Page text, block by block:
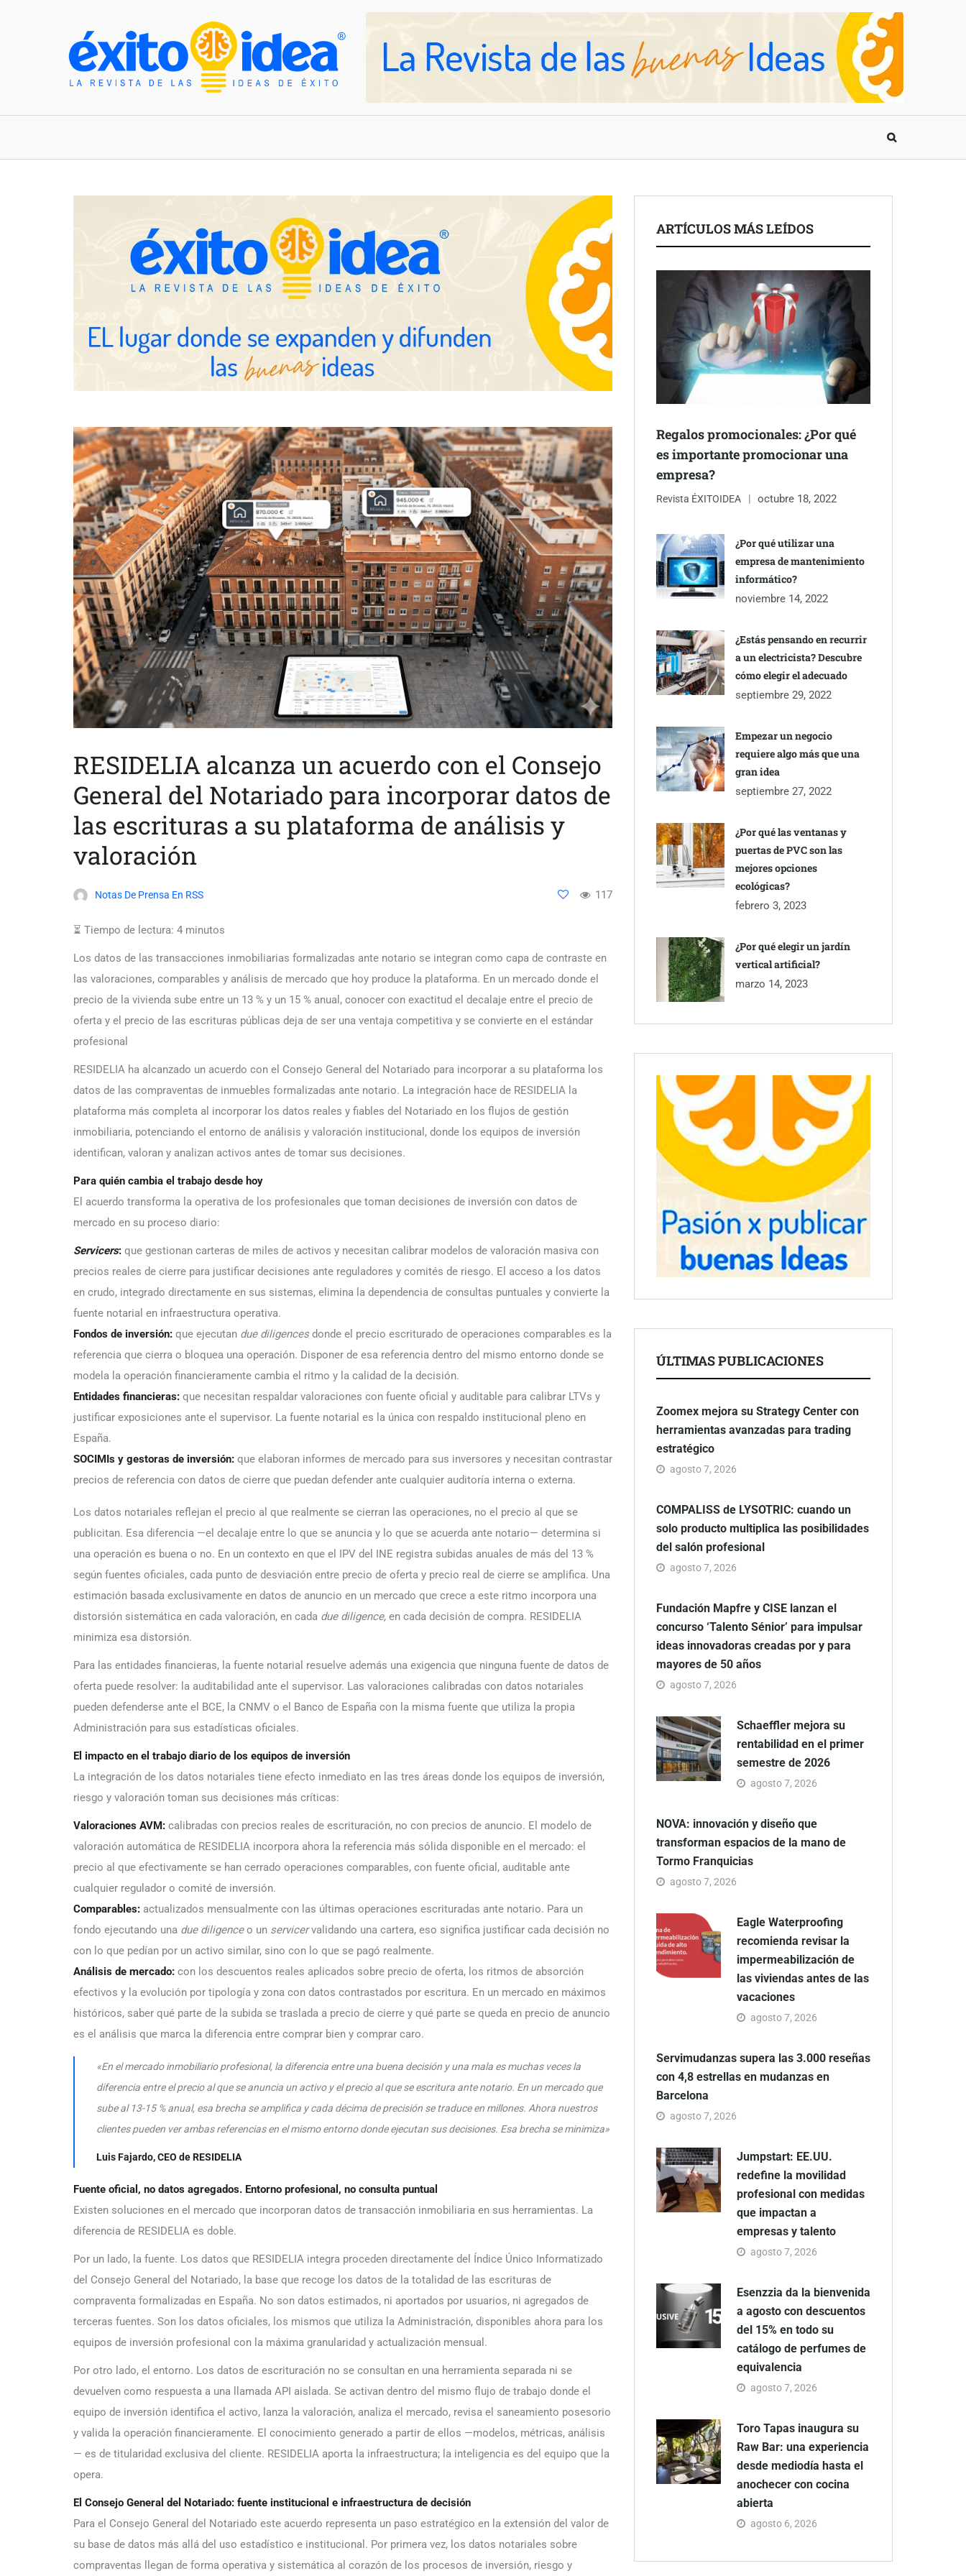
RESIDELIA alcanza un acuerdo con el Consejo
General del Notariado para incorporar datos de
las escrituras a su plataforma de análisis y
valoración
Notas De Prensa En RSS 117
⏳ Tiempo de lectura: 4 minutos
Los datos de las transacciones inmobiliarias formalizadas ante notario se integran como capa de contraste en
las valoraciones, comparables y análisis de mercado que hoy produce la plataforma. En un mercado donde el
precio de la vivienda sube entre un 13 % y un 15 % anual, conocer con exactitud el decalaje entre el precio de
oferta y el precio de las escrituras públicas deja de ser una ventaja competitiva y se convierte en el estándar
profesional
RESIDELIA ha alcanzado un acuerdo con el Consejo General del Notariado para incorporar a su plataforma los
datos de las compraventas de inmuebles formalizadas ante notario. La integración hace de RESIDELIA la
plataforma más completa al incorporar los datos reales y fiables del Notariado en los flujos de gestión
inmobiliaria, potenciando el entorno de análisis y valoración institucional, donde los equipos de inversión
identifican, valoran y analizan activos antes de tomar sus decisiones.
Para quién cambia el trabajo desde hoy
El acuerdo transforma la operativa de los profesionales que toman decisiones de inversión con datos de
mercado en su proceso diario:
Servicers: que gestionan carteras de miles de activos y necesitan calibrar modelos de valoración masiva con
precios reales de cierre para justificar decisiones ante reguladores y comités de riesgo. El acceso a los datos
en crudo, integrado directamente en sus sistemas, elimina la dependencia de consultas puntuales y convierte la
fuente notarial en infraestructura operativa.
Fondos de inversión: que ejecutan due diligencesdonde el precio escriturado de operaciones comparables es la
referencia que cierra o bloquea una operación. Disponer de esa referencia dentro del mismo entorno donde se
modela la operación financieramente cambia el ritmo y la calidad de la decisión.
Entidades financieras: que necesitan respaldar valoraciones con fuente oficial y auditable para calibrar LTVs y
justificar exposiciones ante el supervisor. La fuente notarial es la única con respaldo institucional pleno en
España.
SOCIMIs y gestoras de inversión: que elaboran informes de mercado para sus inversores y necesitan contrastar
precios de referencia con datos de cierre que puedan defender ante cualquier auditoría interna o externa.
Los datos notariales reflejan el precio al que realmente se cierran las operaciones, no el precio al que se
publicitan. Esa diferencia —el decalaje entre lo que se anuncia y lo que se acuerda ante notario— determina si
una operación es buena o no. En un contexto en que el IPV del INE registra subidas anuales de más del 13 %
según fuentes oficiales, cada punto de desviación entre precio de oferta y precio real de cierre se amplifica. Una
estimación basada exclusivamente en datos de anuncio en un mercado que crece a este ritmo incorpora una
distorsión sistemática en cada valoración, en cada due diligence, en cada decisión de compra. RESIDELIA
minimiza esa distorsión.
Para las entidades financieras, la fuente notarial resuelve además una exigencia que ninguna fuente de datos de
oferta puede resolver: la auditabilidad ante el supervisor. Las valoraciones calibradas con datos notariales
pueden defenderse ante el BCE, la CNMV o el Banco de España con la misma fuente que utiliza la propia
Administración para sus estadísticas oficiales.
El impacto en el trabajo diario de los equipos de inversión
La integración de los datos notariales tiene efecto inmediato en las tres áreas donde los equipos de inversión,
riesgo y valoración toman sus decisiones más críticas:
Valoraciones AVM: calibradas con precios reales de escrituración, no con precios de anuncio. El modelo de
valoración automática de RESIDELIA incorpora ahora la referencia más sólida disponible en el mercado: el
precio al que efectivamente se han cerrado operaciones comparables, con fuente oficial, auditable ante
cualquier regulador o comité de inversión.
Comparables: actualizados mensualmente con las últimas operaciones escrituradas ante notario. Para un
fondo ejecutando una due diligenceo un servicervalidando una cartera, eso significa justificar cada decisión no
con lo que pedían por un activo similar, sino con lo que se pagó realmente.
Análisis de mercado: con los descuentos reales aplicados sobre precio de oferta, los ritmos de absorción
efectivos y la evolución por tipología y zona con datos contrastados por escritura. En un mercado en máximos
históricos, saber qué parte de la subida se traslada a precio de cierre y qué parte se queda en precio de anuncio
es el análisis que marca la diferencia entre comprar bien y comprar caro.
«En el mercado inmobiliario profesional, la diferencia entre una buena decisión y una mala es muchas veces la
diferencia entre el precio al que se anuncia un activo y el precio al que se escritura ante notario. En un mercado que
sube al 13-15 % anual, esa brecha se amplifica y cada décima de precisión se traduce en millones. Ahora nuestros
clientes pueden ver ambas referencias en el mismo entorno donde ejecutan sus decisiones. Esa brecha se minimiza»
Luis Fajardo, CEO de RESIDELIA
Fuente oficial, no datos agregados. Entorno profesional, no consulta puntual
Existen soluciones en el mercado que incorporan datos de transacción inmobiliaria en sus herramientas. La
diferencia de RESIDELIA es doble.
Por un lado, la fuente. Los datos que RESIDELIA integra proceden directamente del Índice Único Informatizado
del Consejo General del Notariado, la base que recoge los datos de la totalidad de las escrituras de
compraventa formalizadas en España. No son datos estimados, ni aportados por usuarios, ni agregados de
terceras fuentes. Son los datos oficiales, los mismos que utiliza la Administración, disponibles ahora para los
equipos de inversión profesional con la máxima granularidad y actualización mensual.
Por otro lado, el entorno. Los datos de escrituración no se consultan en una herramienta separada ni se
devuelven como respuesta a una llamada API aislada. Se activan dentro del mismo flujo de trabajo donde el
equipo de inversión identifica el activo, lanza la valoración, analiza el mercado, revisa el saneamiento posesorio
y valida la operación financieramente. El conocimiento generado a partir de ellos —modelos, métricas, análisis
— es de titularidad exclusiva del cliente. RESIDELIA aporta la infraestructura; la inteligencia es del equipo que la
opera.
El Consejo General del Notariado: fuente institucional e infraestructura de decisión
Para el Consejo General del Notariado este acuerdo representa un paso estratégico en la extensión del valor de
su base de datos más allá del uso estadístico e institucional. Por primera vez, los datos notariales sobre
compraventas llegan de forma operativa y sistemática al corazón de los procesos de inversión, riesgo y
ARTÍCULOS MÁS LEÍDOS
Regalos promocionales: ¿Por qué
es importante promocionar una
empresa?
Revista ÉXITOIDEA octubre 18, 2022
¿Por qué utilizar una
empresa de mantenimiento
informático?
noviembre 14, 2022
¿Estás pensando en recurrir
a un electricista? Descubre
cómo elegir el adecuado
septiembre 29, 2022
Empezar un negocio
requiere algo más que una
gran idea
septiembre 27, 2022
¿Por qué las ventanas y
puertas de PVC son las
mejores opciones
ecológicas?
febrero 3, 2023
¿Por qué elegir un jardín
vertical artificial?
marzo 14, 2023
ÚLTIMAS PUBLICACIONES
Zoomex mejora su Strategy Center con
herramientas avanzadas para trading
estratégico
agosto 7, 2026
COMPALISS de LYSOTRIC: cuando un
solo producto multiplica las posibilidades
del salón profesional
agosto 7, 2026
Fundación Mapfre y CISE lanzan el
concurso ‘Talento Sénior’ para impulsar
ideas innovadoras creadas por y para
mayores de 50 años
agosto 7, 2026
Schaeffler mejora su
rentabilidad en el primer
semestre de 2026
agosto 7, 2026
NOVA: innovación y diseño que
transforman espacios de la mano de
Tormo Franquicias
agosto 7, 2026
Eagle Waterproofing
recomienda revisar la
impermeabilización de
las viviendas antes de las
vacaciones
agosto 7, 2026
Servimudanzas supera las 3.000 reseñas
con 4,8 estrellas en mudanzas en
Barcelona
agosto 7, 2026
Jumpstart: EE.UU.
redefine la movilidad
profesional con medidas
que impactan a
empresas y talento
agosto 7, 2026
Esenzzia da la bienvenida
a agosto con descuentos
del 15% en todo su
catálogo de perfumes de
equivalencia
agosto 7, 2026
Toro Tapas inaugura su
Raw Bar: una experiencia
desde mediodía hasta el
anochecer con cocina
abierta
agosto 6, 2026